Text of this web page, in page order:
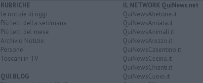
RUBRICHE
Le notizie di oggi
Più Letti della settimana
Più Letti del mese
Archivio Notizie
Persone
Toscani in TV
QUI BLOG
IL NETWORK QuiNews.net
QuiNewsAbetone.it
QuiNewsAmiata.it
QuiNewsAnimali.it
QuiNewsArezzo.it
QuiNewsCasentino.it
QuiNewsCecina.it
QuiNewsChianti.it
QuiNewsCuoio.it